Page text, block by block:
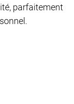
parfaitement